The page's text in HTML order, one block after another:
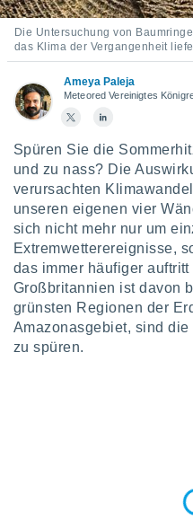
zur
stellen.
die
und
auf die
davon, ob
oder
es uns
das
der
verfolgen
EINSTELLUNGEN
Die Untersuchung von
das Klima der Vergangenheit
Ameya Paleja
Meteored Vereinigtes
Spüren Sie die
und zu nass? Die
verursachten
unseren eigenen vier
sich nicht mehr nur um
Extremwetterereignisse,
das immer häufiger
Großbritannien ist davon
grünsten Regionen der
Amazonasgebiet, sind
zu spüren.